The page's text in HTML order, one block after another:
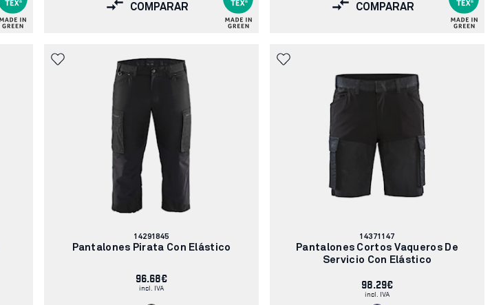
COMPARAR COMPARAR
Número
de
artículo:
14291845
Pantalones Pirata Con Elástico
96.68€
incl. IVA
Número
de
artículo:
14371147
Pantalones Cortos Vaqueros De
Servicio Con Elástico
98.29€
incl. IVA